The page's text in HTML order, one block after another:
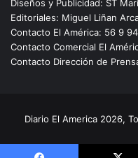
Diseños y Publicidad: ST
Editoriales: Miguel Liñan
Contacto El América: 56 9
Contacto Comercial El
Contacto Dirección de
Diario El America 2026,